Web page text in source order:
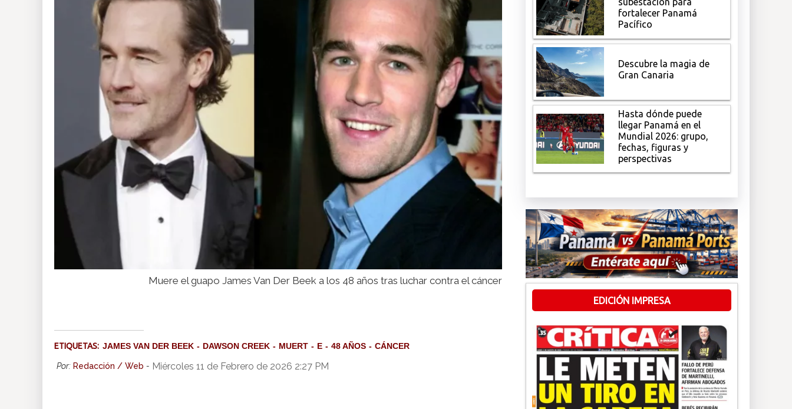
Muere el guapo James Van Der Beek a los 48 años tras luchar contra el cáncer
ETIQUETAS: JAMES VAN DER BEEK DAWSON CREEK MUERT E 48 AÑOS CÁNCER
Por: Redacción / Web - Miércoles 11 de Febrero de 2026 2:27 PM
fortalecer Panamá
Pacífico
Descubre la magia de
Gran Canaria
Hasta dónde puede
llegar Panamá en el
Mundial 2026: grupo,
fechas, figuras y
perspectivas
EDICIÓN IMPRESA